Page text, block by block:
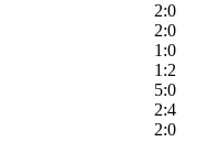
2:0
2:0
1:0
1:2
5:0
2:4
2:0